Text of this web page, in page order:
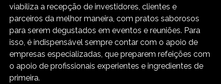
viabiliza a recepção de investidores, clientes e
parceiros da melhor maneira, com pratos saborosos
para serem degustados em eventos e reuniões. Para
isso, é indispensável sempre contar com o apoio de
empresas especializadas, que preparem refeições com
o apoio de profissionais experientes e ingredientes de
primeira.